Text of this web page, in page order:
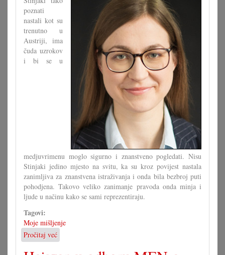
poznati
nastali kot su
trenutno u
Austriji, ima
čuda uzrokov
i bi se u
medjuvrimenu moglo sigurno i znanstveno pogledati. Nisu
Stinjaki jedino mjesto na svitu, ka su kroz povijest nastala
zanimljiva za znanstvena istraživanja i onda bila bezbroj puti
pohodjena. Takovo veliko zanimanje pravoda onda minja i
ljude u načinu kako se sami reprezentiraju.
Tagovi:
Moje mišljenje
Pročitaj već
Paradoks